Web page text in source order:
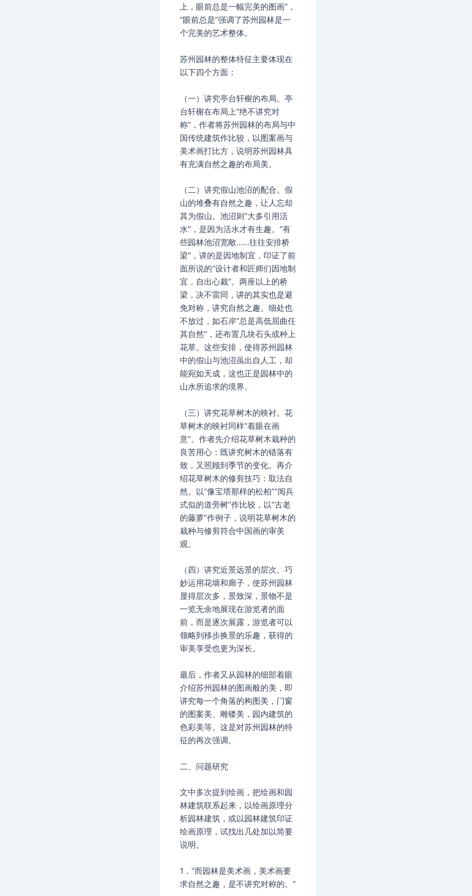
上，眼前总是一幅完美的图画”，
“眼前总是”强调了苏州园林是一
个完美的艺术整体。
苏州园林的整体特征主要体现在
以下四个方面：
（一）讲究亭台轩榭的布局。亭
台轩榭在布局上“绝不讲究对
称”，作者将苏州园林的布局与中
国传统建筑作比较，以图案画与
美术画打比方，说明苏州园林具
有充满自然之趣的布局美。
（二）讲究假山池沼的配合。假
山的堆叠有自然之趣，让人忘却
其为假山。池沼则“大多引用活
水”，是因为活水才有生趣。“有
些园林池沼宽敞……往往安排桥
梁”，讲的是因地制宜，印证了前
面所说的“设计者和匠师们因地制
宜，自出心裁”。两座以上的桥
梁，决不雷同，讲的其实也是避
免对称，讲究自然之趣。细处也
不放过，如石岸“总是高低屈曲任
其自然”，还布置几块石头或种上
花草。这些安排，使得苏州园林
中的假山与池沼虽出自人工，却
能宛如天成，这也正是园林中的
山水所追求的境界。
（三）讲究花草树木的映衬。花
草树木的映衬同样“着眼在画
意”。作者先介绍花草树木栽种的
良苦用心：既讲究树木的错落有
致，又照顾到季节的变化。再介
绍花草树木的修剪技巧：取法自
然。以“像宝塔那样的松柏”“阅兵
式似的道旁树”作比较，以“古老
的藤萝”作例子，说明花草树木的
栽种与修剪符合中国画的审美
观。
（四）讲究近景远景的层次。巧
妙运用花墙和廊子，使苏州园林
显得层次多，景致深，景物不是
一览无余地展现在游览者的面
前，而是逐次展露，游览者可以
领略到移步换景的乐趣，获得的
审美享受也更为深长。
最后，作者又从园林的细部着眼
介绍苏州园林的图画般的美，即
讲究每一个角落的构图美，门窗
的图案美、雕镂美，园内建筑的
色彩美等。这是对苏州园林的特
征的再次强调。
二、问题研究
文中多次提到绘画，把绘画和园
林建筑联系起来，以绘画原理分
析园林建筑，或以园林建筑印证
绘画原理，试找出几处加以简要
说明。
1．“而园林是美术画，美术画要
求自然之趣，是不讲究对称的。”